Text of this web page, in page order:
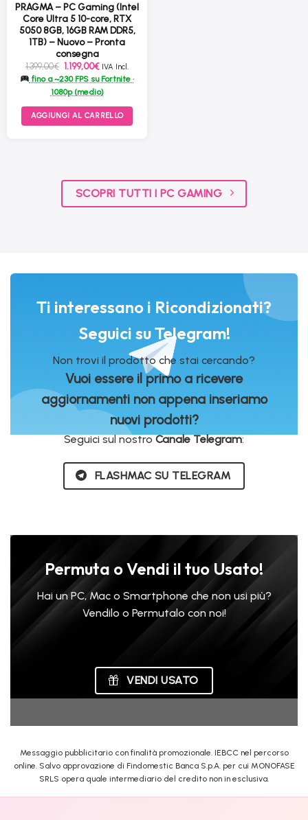
PRAGMA – PC Gaming (Intel
Core Ultra 5 10-core, RTX
5050 8GB, 16GB RAM DDR5,
1TB) – Nuovo – Pronta
consegna
1.399,00€ Il
prezzo
originale
era:
1.199,00€Il
prezzo
attuale
è:
IVA Incl.
fino a ~230 FPS su Fortnite ·
1080p (medio)
AGGIUNGI AL CARRELLO
SCOPRI TUTTI I PC GAMING
Ti interessano i Ricondizionati?
Seguici su Telegram!
Non trovi il prodotto che stai cercando?
Vuoi essere il primo a ricevere
aggiornamenti non appena inseriamo
nuovi prodotti?
Seguici sul nostroCanale Telegram:
FLASHMAC SU TELEGRAM
Permuta o Vendi il tuo Usato!
Hai un PC, Mac o Smartphone che non usi più?
Vendilo o Permutalo con noi!
VENDI USATO
Messaggio pubblicitario con finalità promozionale. IEBCC nel percorso
online. Salvo approvazione di Findomestic Banca S.p.A. per cui MONOFASE
SRLS opera quale intermediario del credito non in esclusiva.